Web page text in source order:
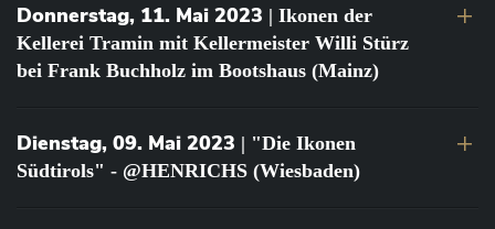
Donnerstag, 11. Mai 2023 | Ikonen der
Kellerei Tramin mit Kellermeister Willi Stürz
bei Frank Buchholz im Bootshaus (Mainz)
Dienstag, 09. Mai 2023 | "Die Ikonen
Südtirols" - @HENRICHS (Wiesbaden)